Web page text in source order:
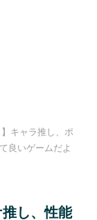
】キャラ推し、ポ
良いゲームだよ
推し、性能